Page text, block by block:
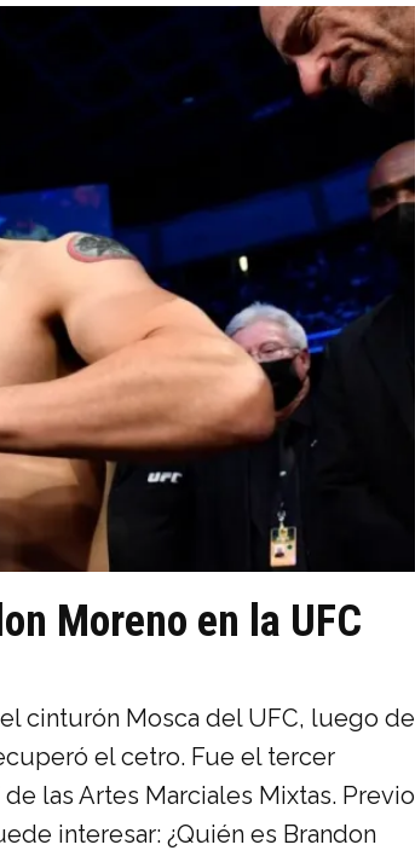
Moreno en la UFC
cinturón Mosca del UFC, luego de
el cetro. Fue el tercer
las Artes Marciales Mixtas. Previo
interesar: ¿Quién es Brandon